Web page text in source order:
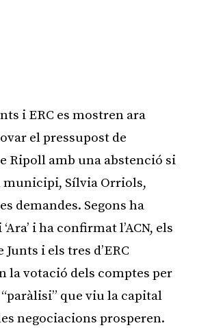
i ERC es mostren ara
el pressupost de
Ripoll amb una abstenció si
municipi, Sílvia Orriols,
demandes. Segons ha
i ha confirmat l’ACN, els
i els tres d’ERC
la votació dels comptes per
que viu la capital
negociacions prosperen.